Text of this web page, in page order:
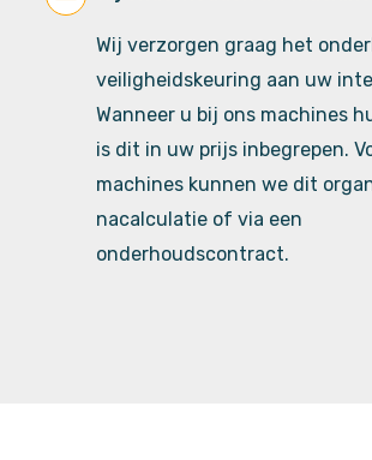
Wij verzorgen graag het
veiligheidskeuring aan uw
Wanneer u bij ons machines
is dit in uw prijs inbegrepen.
machines kunnen we dit
nacalculatie of via een
onderhoudscontract.